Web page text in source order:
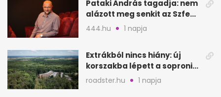
Pataki András tagadja: nem
alázott meg senkit az Szfe
felvételijén
444.hu 1 napja
Extrákból nincs hiány: új
korszakba lépett a soproni
Fagus Hotel
roadster.hu 1 napja